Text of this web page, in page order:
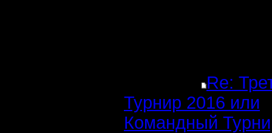
Re:
Турнир 2016 или
Командный